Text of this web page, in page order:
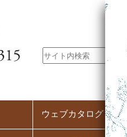
ウェブカタログ（PC